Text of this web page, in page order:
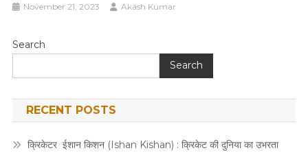
November 21, 2023 Akash Kumar
Search
Search
RECENT POSTS
क्रिकेटर ईशान किशन (Ishan Kishan) : क्रिकेट की दुनिया का उभरता